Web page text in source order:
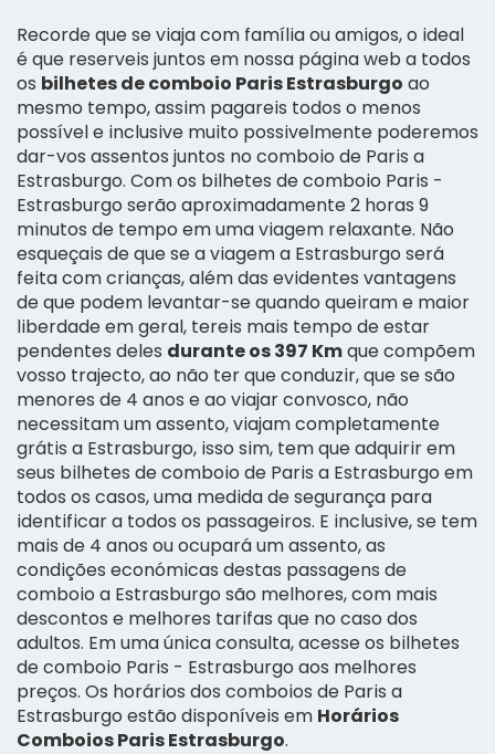
Recorde que se viaja com família ou amigos, o ideal
é que reserveis juntos em nossa página web a todos
os bilhetes de comboio Paris Estrasburgo ao
mesmo tempo, assim pagareis todos o menos
possível e inclusive muito possivelmente poderemos
dar-vos assentos juntos no comboio de Paris a
Estrasburgo. Com os bilhetes de comboio Paris -
Estrasburgo serão aproximadamente 2 horas 9
minutos de tempo em uma viagem relaxante. Não
esqueçais de que se a viagem a Estrasburgo será
feita com crianças, além das evidentes vantagens
de que podem levantar-se quando queiram e maior
liberdade em geral, tereis mais tempo de estar
pendentes deles durante os 397 Kmque compõem
vosso trajecto, ao não ter que conduzir, que se são
menores de 4 anos e ao viajar convosco, não
necessitam um assento, viajam completamente
grátis a Estrasburgo, isso sim, tem que adquirir em
seus bilhetes de comboio de Paris a Estrasburgo em
todos os casos, uma medida de segurança para
identificar a todos os passageiros. E inclusive, se tem
mais de 4 anos ou ocupará um assento, as
condições económicas destas passagens de
comboio a Estrasburgo são melhores, com mais
descontos e melhores tarifas que no caso dos
adultos. Em uma única consulta, acesse os bilhetes
de comboio Paris - Estrasburgo aos melhores
preços. Os horários dos comboios de Paris a
Estrasburgo estão disponíveis em Horários
Comboios Paris Estrasburgo.